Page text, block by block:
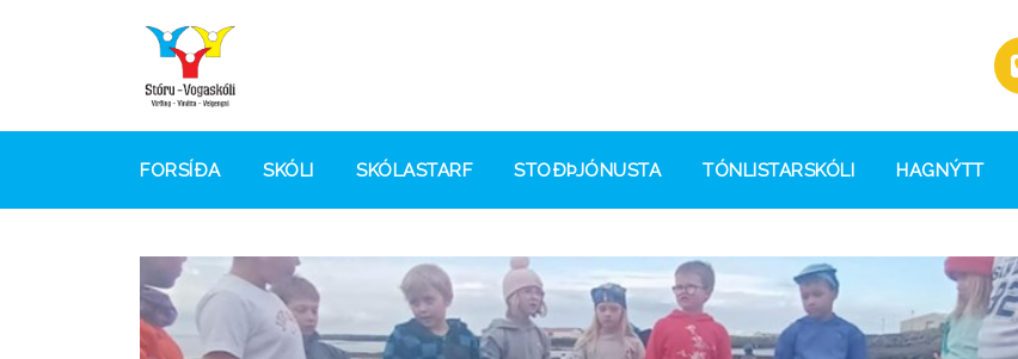
FORSÍÐA SKÓLI SKÓLASTARF STOÐÞJÓNUSTA TÓNLISTARSKÓLI HAGNÝTT